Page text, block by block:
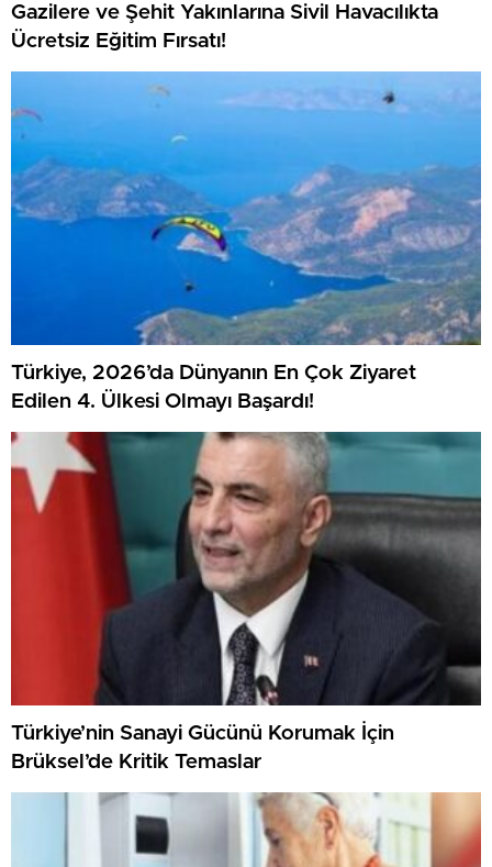
Gazilere ve Şehit Yakınlarına Sivil Havacılıkta
Ücretsiz Eğitim Fırsatı!
Türkiye, 2026’da Dünyanın En Çok Ziyaret
Edilen 4. Ülkesi Olmayı Başardı!
Türkiye’nin Sanayi Gücünü Korumak İçin
Brüksel’de Kritik Temaslar